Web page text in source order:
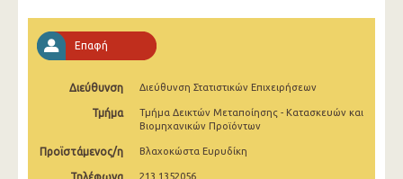
Νοεμβρίου 2024
Αυγούστου 2024
Επαφή
Διεύθυνση Διεύθυνση Στατιστικών Επιχειρήσεων
Τμήμα
Τμήμα Δεικτών Μεταποίησης - Κατασκευών και
Βιομηχανικών Προϊόντων
Προϊστάμενος/η Βλαχοκώστα Ευρυδίκη
213 1352056